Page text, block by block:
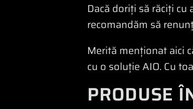
Dacă doriți să răciți cu
recomandăm să
Merită menționat aici
cu o soluție AIO. Cu
PRODUSE